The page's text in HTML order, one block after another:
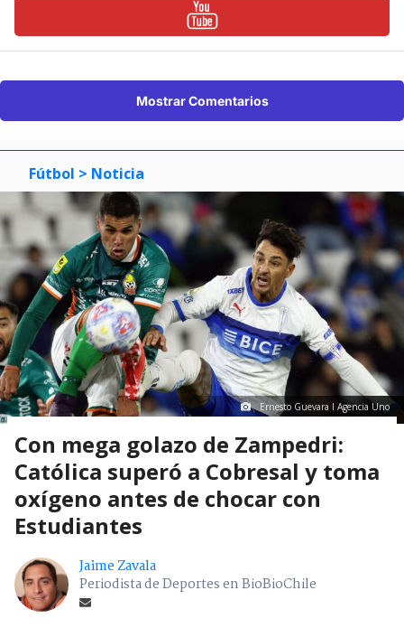
Mostrar Comentarios
Fútbol > Noticia
Ernesto Guevara I Agencia Uno
Con mega golazo de Zampedri:
Católica superó a Cobresal y toma
oxígeno antes de chocar con
Estudiantes
Jaime Zavala
Periodista de Deportes en BioBioChile